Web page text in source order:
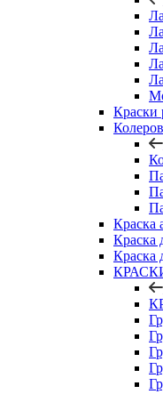
Краски
Краска
Краска
Краска